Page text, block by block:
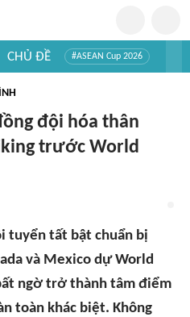
CHỦ ĐỀ #ASEAN Cup 2026
đội hóa thân
trước World
tuyển tất bật chuẩn bị
và Mexico dự World
ngờ trở thành tâm điểm
toàn khác biệt. Không